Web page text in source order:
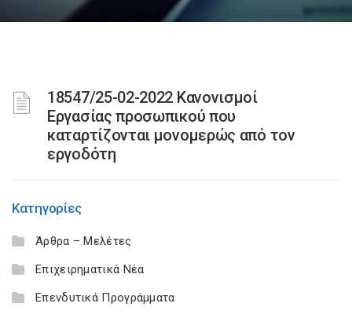
18547/25-02-2022 Κανονισμοί
Εργασίας προσωπικού που
καταρτίζονται μονομερώς από τον
εργοδότη
Κατηγορίες
Άρθρα – Μελέτες
Επιχειρηματικά Νέα
Επενδυτικά Προγράμματα